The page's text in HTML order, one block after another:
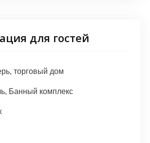
для гостей
торговый дом
Банный комплекс